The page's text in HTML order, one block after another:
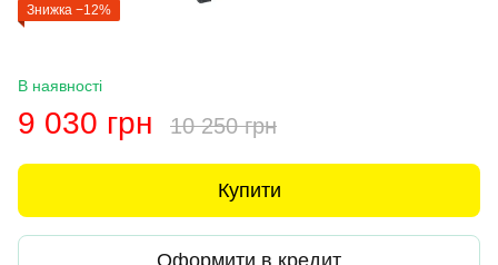
Знижка −12%
В наявності
9 030 грн 10 250 грн
Купити